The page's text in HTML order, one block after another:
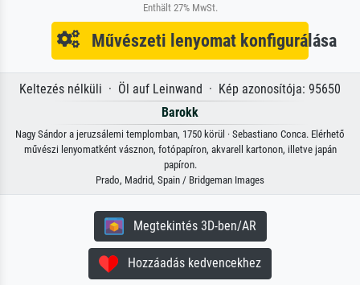
Enthält 27% MwSt.
Művészeti lenyomat konfigurálása
Keltezés nélküli · Öl auf Leinwand · Kép azonosítója: 95650
Barokk
Nagy Sándor a jeruzsálemi templomban, 1750 körül · Sebastiano Conca. Elérhető
művészi lenyomatként vásznon, fotópapíron, akvarell kartonon, illetve japán
papíron.
Prado, Madrid, Spain / Bridgeman Images
Megtekintés 3D-ben/AR
Hozzáadás kedvencekhez